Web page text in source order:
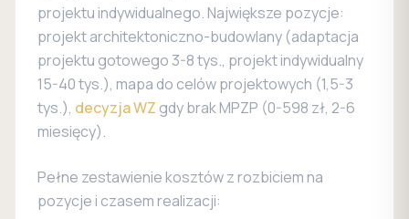
projektu indywidualnego. Największe pozycje:
projekt architektoniczno-budowlany (adaptacja
projektu gotowego 3-8 tys., projekt indywidualny
15-40 tys.), mapa do celów projektowych (1,5-3
tys.), decyzja WZ gdy brak MPZP (0-598 zł, 2-6
miesięcy).
Pełne zestawienie kosztów z rozbiciem na
pozycje i czasem realizacji: